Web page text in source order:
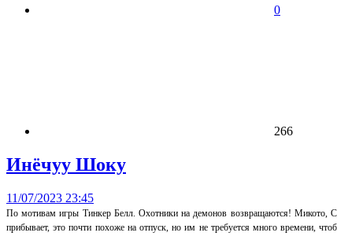
0
266
Инёчуу Шоку
11/07/2023 23:45
По мотивам игры Тинкер Белл. Охотники на демонов возвращаются! Микото,
прибывает, это почти похоже на отпуск, но им не требуется много времени,